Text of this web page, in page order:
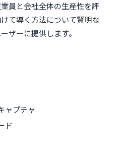
員と会社全体の生産性を評
て導く方法について賢明な
ザーに提供します。
ャプチャ
ド